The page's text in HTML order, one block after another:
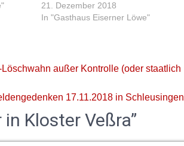
21. Dezember 2018
In "Gasthaus Eiserner Löwe"
außer Kontrolle (oder staatlich
17.11.2018 in Schleusingen
Kloster Veßra”